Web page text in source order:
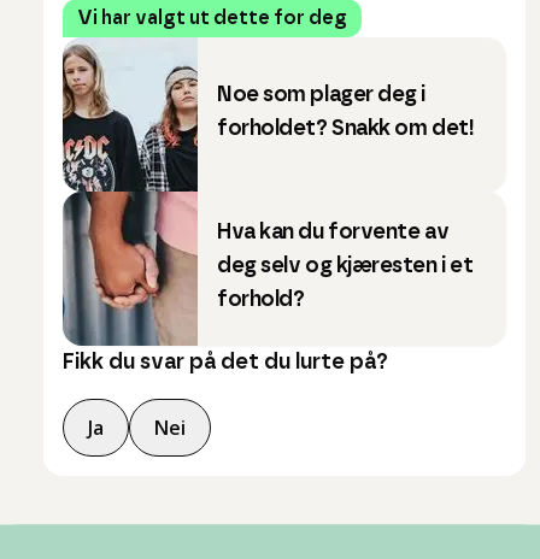
Vi har valgt ut dette for deg
Noe som plager deg i
forholdet? Snakk om det!
Hva kan du forvente av
deg selv og kjæresten i et
forhold?
Fikk du svar på det du lurte på?
Ja Nei